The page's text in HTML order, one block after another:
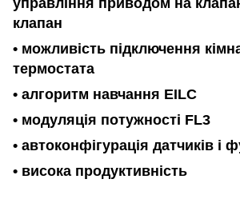
клапан
• можливість підключення
термостата
• алгоритм навчання EILC
• модуляція потужності FL3
• автоконфігурація датчиків і
• висока продуктивність